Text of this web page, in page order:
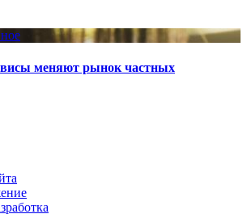
меняют рынок частных